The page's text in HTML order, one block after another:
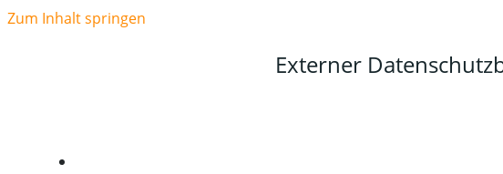
Zum Inhalt springen
Externer